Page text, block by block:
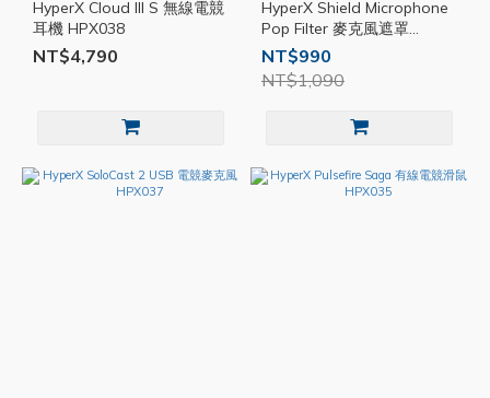
HyperX Cloud III S 無線電競
耳機 HPX038
NT$4,790
HyperX Shield Microphone
Pop Filter 麥克風遮罩
HPX041
NT$990
NT$1,090